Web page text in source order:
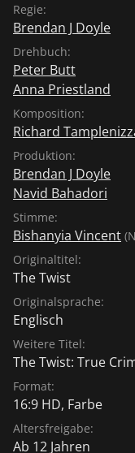
Regie:
Brendan J Doyle
Drehbuch:
Peter Butt
Anna Priestland
Komposition:
Richard
Produktion:
Brendan J Doyle
Navid Bahadori
Stimme:
Bishanyia Vincent
Originaltitel:
The Twist
Originalsprache:
Englisch
Weitere Titel:
The Twist: True
Format:
16:9 HD, Farbe
Altersfreigabe:
Ab 12 Jahren